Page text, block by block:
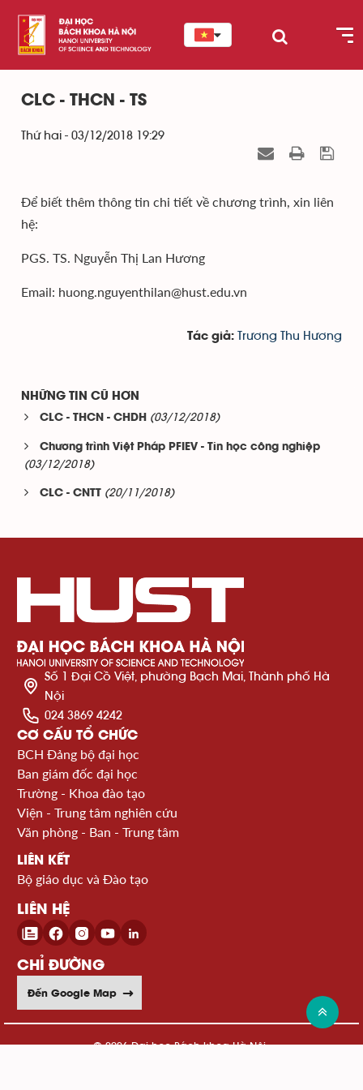
CLC - THCN - TS
Thứ hai - 03/12/2018 19:29
Để biết thêm thông tin chi tiết về chương trình, xin liên
hệ:
PGS. TS. Nguyễn Thị Lan Hương
Email: huong.nguyenthilan@hust.edu.vn
Tác giả: Trương Thu Hương
NHỮNG TIN CŨ HƠN
CLC - THCN - CHDH (03/12/2018)
Chương trình Việt Pháp PFIEV - Tin học công nghiệp
(03/12/2018)
CLC - CNTT (20/11/2018)
Số 1 Đại Cồ Việt, phường Bạch Mai, Thành phố Hà
Nội
024 3869 4242
CƠ CẤU TỔ CHỨC
BCH Đảng bộ đại học
Ban giám đốc đại học
Trường - Khoa đào tạo
Viện - Trung tâm nghiên cứu
Văn phòng - Ban - Trung tâm
LIÊN KẾT
Bộ giáo dục và Đào tạo
LIÊN HỆ
CHỈ ĐƯỜNG
Đến Google Map
© 2026 Đại học Bách khoa Hà Nội